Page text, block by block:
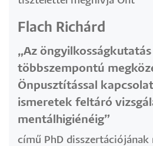
Flach Richárd
„Az öngyilkosságkutatás
többszempontú
Önpusztítással
ismeretek feltáró
mentálhigiénéig”
című PhD disszertációjának